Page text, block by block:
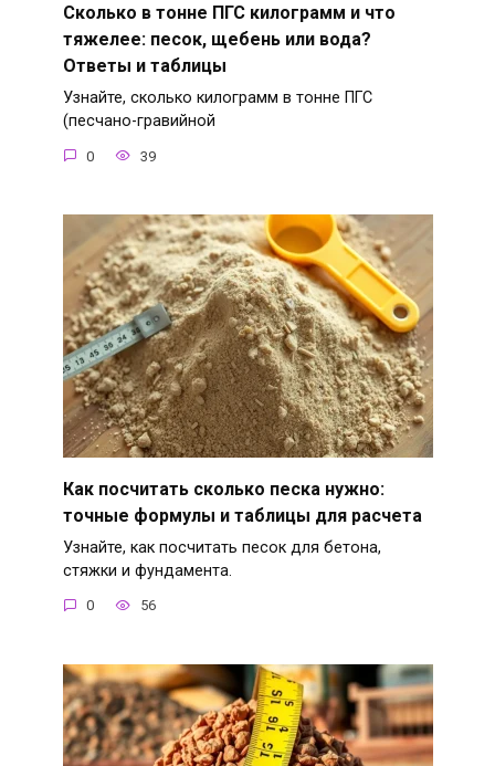
Сколько в тонне ПГС килограмм и что
тяжелее: песок, щебень или вода?
Ответы и таблицы
Узнайте, сколько килограмм в тонне ПГС
(песчано-гравийной
0 39
Как посчитать сколько песка нужно:
точные формулы и таблицы для расчета
Узнайте, как посчитать песок для бетона,
стяжки и фундамента.
0 56